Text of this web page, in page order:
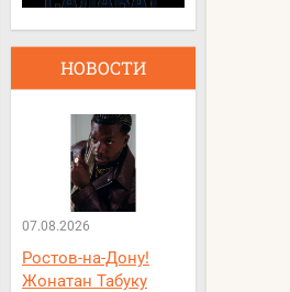
НОВОСТИ
07.08.2026
Ростов-на-Дону!
Жонатан Табуку